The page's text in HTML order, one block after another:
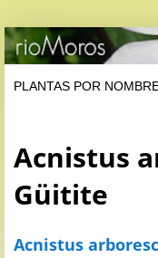
Acnistus
Güitite
Acnistus